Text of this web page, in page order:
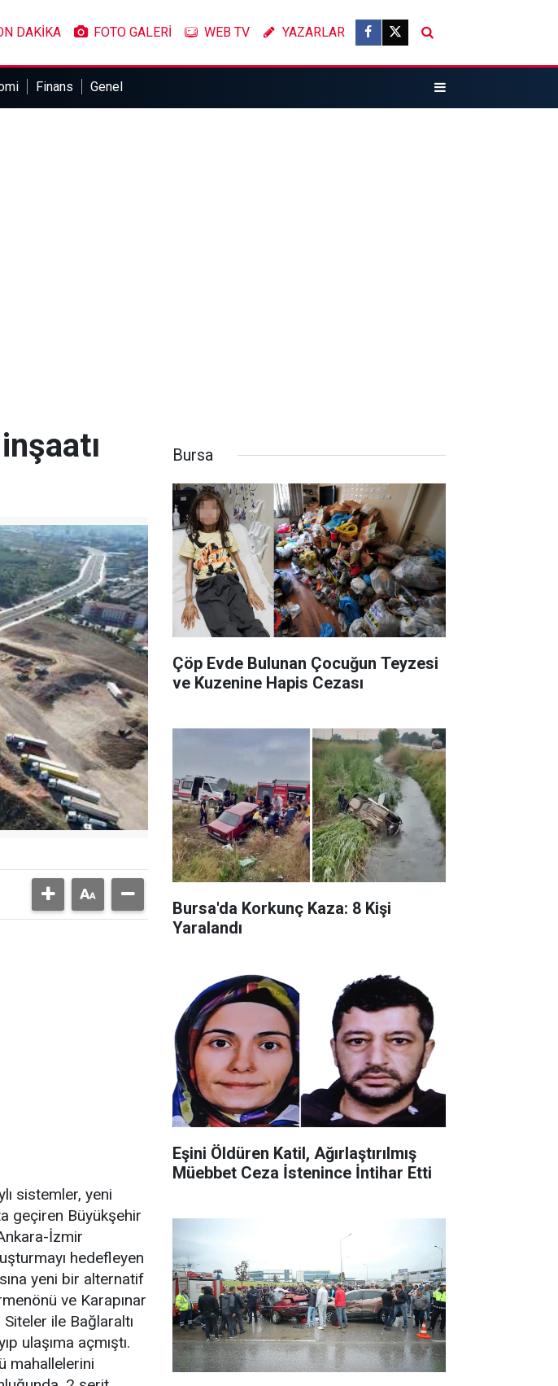
DAKİKA FOTO GALERİ WEB TV YAZARLAR
Finans Genel
sistemler, yeni
geçiren Büyükşehir
İzmir
hedefleyen
yeni bir alternatif
ve Karapınar
ile Bağlaraltı
ulaşıma açmıştı.
mahallelerini
Bursa
Çöp Evde Bulunan Çocuğun Teyzesi
ve Kuzenine Hapis Cezası
Bursa'da Korkunç Kaza: 8 Kişi
Yaralandı
Eşini Öldüren Katil, Ağırlaştırılmış
Müebbet Ceza İstenince İntihar Etti